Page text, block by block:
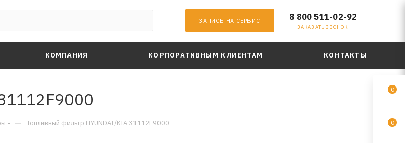
ЗАПИСЬ НА СЕРВИС 8 800 511-02-92
ЗАКАЗАТЬ ЗВОНОК
КОМПАНИЯ КОРПОРАТИВНЫМ КЛИЕНТАМ КОНТАКТЫ
— Топливный фильтр HYUNDAI/KIA 31112F9000
0
0